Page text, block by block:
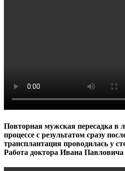
Повторная мужская пересадка в
процессе с результатом сразу
трансплантация проводилась у
Работа доктора Ивана Павловича